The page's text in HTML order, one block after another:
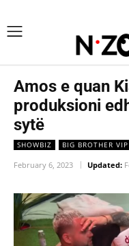
Amos e quan
produksioni
sytë
SHOWBIZ BIG BROTHER VIP
February 6, 2023 Updated: